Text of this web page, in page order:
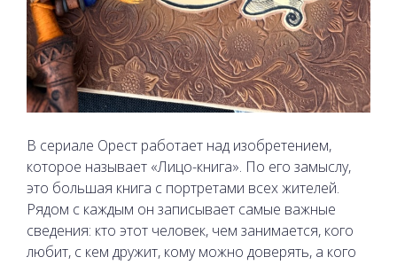
В сериале Орест работает над изобретением,
которое называет «Лицо-книга». По его замыслу,
это большая книга с портретами всех жителей.
Рядом с каждым он записывает самые важные
сведения: кто этот человек, чем занимается, кого
любит, с кем дружит, кому можно доверять, а кого